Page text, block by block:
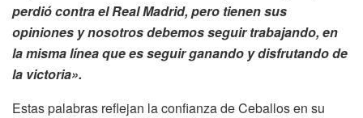
perdió contra el Real Madrid, pero tienen sus
opiniones y nosotros debemos seguir trabajando, en
la misma línea que es seguir ganando y disfrutando de
la victoria».
Estas palabras reflejan la confianza de Ceballos en su